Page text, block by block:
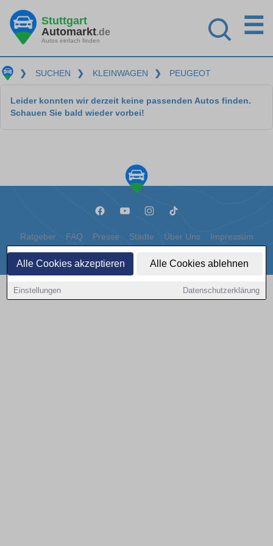
Alle Cookies akzeptieren Alle Cookies ablehnen
Einstellungen Datenschutzerklärung
Stuttgart
Automarkt.de
Autos einfach finden
☰
❯ SUCHEN ❯ KLEINWAGEN ❯ PEUGEOT
Leider konnten wir derzeit keine passenden Autos finden.
Schauen Sie bald wieder vorbei!
Ratgeber FAQ Presse Städte Über Uns Impressum
Datenschutz Cookies
Copyright © 2000 - 2026 | 1A Infosysteme GmbH | Content by: 1a-sites-autos